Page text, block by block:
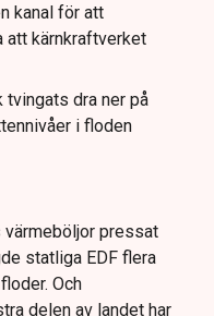
kanal för att
att kärnkraftverket
tvingats dra ner på
i floden
värmeböljor pressat
statliga EDF flera
Och
delen av landet har